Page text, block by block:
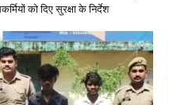
को दिए सुरक्षा के निर्देश